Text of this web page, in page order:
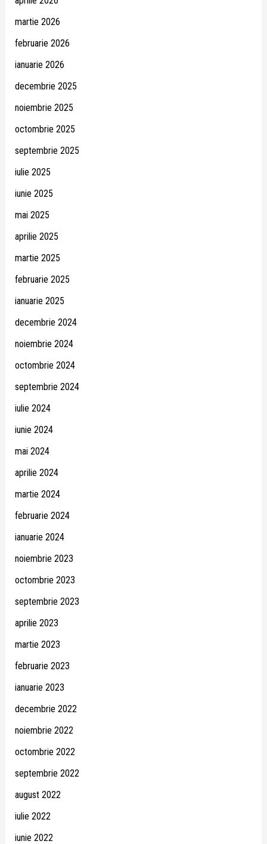
martie 2026
februarie 2026
ianuarie 2026
decembrie 2025
noiembrie 2025
octombrie 2025
septembrie 2025
iulie 2025
iunie 2025
mai 2025
aprilie 2025
martie 2025
februarie 2025
ianuarie 2025
decembrie 2024
noiembrie 2024
octombrie 2024
septembrie 2024
iulie 2024
iunie 2024
mai 2024
aprilie 2024
martie 2024
februarie 2024
ianuarie 2024
noiembrie 2023
octombrie 2023
septembrie 2023
aprilie 2023
martie 2023
februarie 2023
ianuarie 2023
decembrie 2022
noiembrie 2022
octombrie 2022
septembrie 2022
august 2022
iulie 2022
iunie 2022